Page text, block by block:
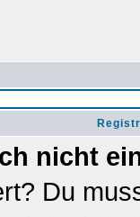
nicht
Du